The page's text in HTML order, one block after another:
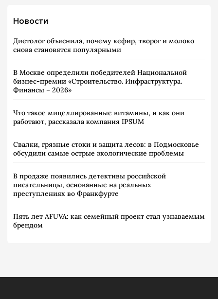
Новости
Диетолог объяснила, почему кефир, творог и молоко
снова становятся популярными
В Москве определили победителей Национальной
бизнес-премии «Строительство. Инфраструктура.
Финансы – 2026»
Что такое мицеллированные витамины, и как они
работают, рассказала компания IPSUM
Свалки, грязные стоки и защита лесов: в Подмосковье
обсудили самые острые экологические проблемы
В продаже появились детективы российской
писательницы, основанные на реальных
преступлениях во Франкфурте
Пять лет AFUVA: как семейный проект стал узнаваемым
брендом